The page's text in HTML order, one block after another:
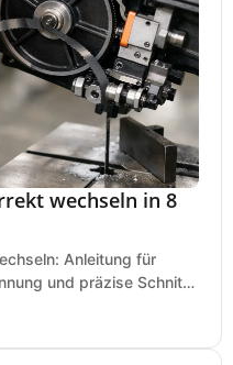
wechseln in 8
Anleitung für
und präzise Schnitte